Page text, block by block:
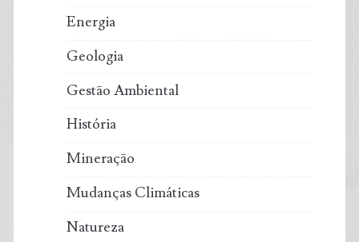
Energia
Geologia
Gestão Ambiental
História
Mineração
Mudanças Climáticas
Natureza